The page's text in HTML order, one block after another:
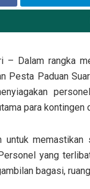
– Dalam rangka
Pesta Paduan
para
untuk
yang
bagasi,